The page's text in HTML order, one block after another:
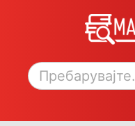
Toggle sidebar